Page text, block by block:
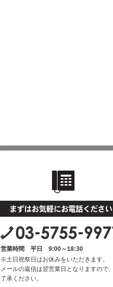
営業時間 平日 9:00～18:30
※土日祝祭日はお休みをいただきます。
メールの返信は翌営業日となりますので
了承ください。